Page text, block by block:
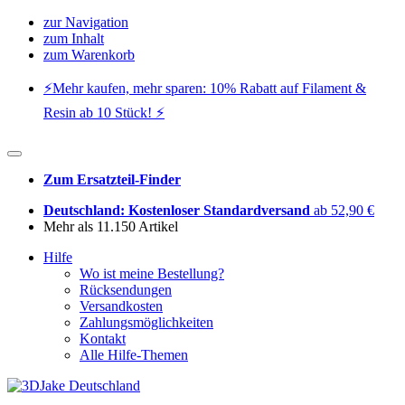
zur Navigation
zum Inhalt
zum Warenkorb
⚡️Mehr kaufen, mehr sparen: 10% Rabatt auf Filament &
Resin ab 10 Stück! ⚡️
Zum Ersatzteil-Finder
Deutschland: Kostenloser Standardversand ab 52,90 €
Mehr als 11.150 Artikel
Hilfe
Wo ist meine Bestellung?
Rücksendungen
Versandkosten
Zahlungsmöglichkeiten
Kontakt
Alle Hilfe-Themen